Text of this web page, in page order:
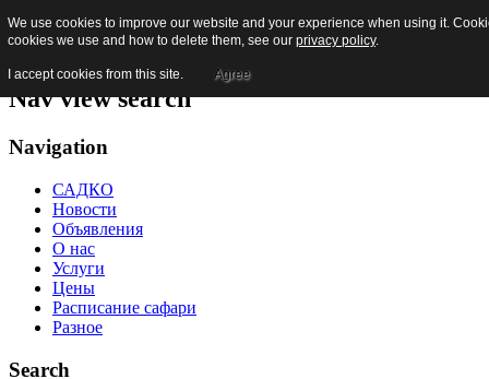
Skip to content
Jump to main navigation and login
Nav view search
Navigation
САДКО
Новости
Объявления
О нас
Услуги
Цены
Расписание сафари
Разное
Search
We use cookies to improve our website and your experience when using it.
cookies we use and how to delete them, see our privacy policy.
I accept cookies from this site. Agree